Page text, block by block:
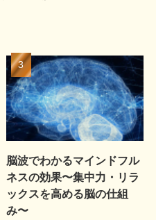
脳波でわかるマインドフル
ネスの効果〜集中力・リラ
ックスを高める脳の仕組
み〜